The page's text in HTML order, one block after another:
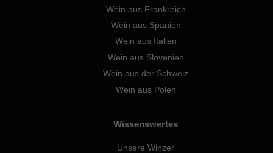
Wein aus Frankreich
Wein aus Spanien
Wein aus Italien
Wein aus Slovenien
Wein aus der Schweiz
Wein aus Polen
Wissenswertes
Unsere Winzer